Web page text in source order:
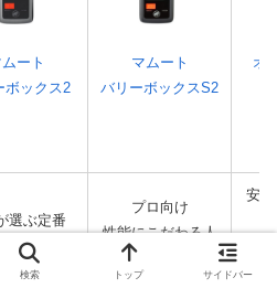
ート
ボックス2
マムート
バリーボックスS2
オ
選ぶ定番
高性能
プロ向け
性能にこだわる人
安
検索 トップ サイドバー